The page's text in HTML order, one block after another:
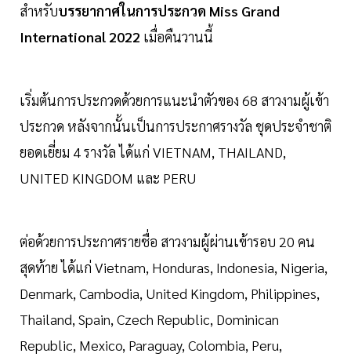
สำหรับบรรยากาศในการประกวด Miss Grand
International2022 เมื่อคืนวานนี้
เริ่มต้นการประกวดด้วยการแนะนำตัวของ 68 สาวงามผู้เข้า
ประกวด หลังจากนั้นเป็นการประกาศรางวัล ชุดประจำชาติ
ยอดเยี่ยม 4 รางวัล ได้แก่ VIETNAM, THAILAND,
UNITED KINGDOM และ PERU
ต่อด้วยการประกาศรายชื่อ สาวงามผู้ผ่านเข้ารอบ 20 คน
สุดท้าย ได้แก่ Vietnam, Honduras, Indonesia, Nigeria,
Denmark, Cambodia, United Kingdom, Philippines,
Thailand, Spain, Czech Republic, Dominican
Republic, Mexico, Paraguay, Colombia, Peru,